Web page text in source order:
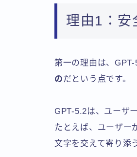
理由1：安
第一の理由は、GPT-
のだという点です。
GPT-5.2は、ユーザ
たとえば、ユーザー
文字を交えて寄り添